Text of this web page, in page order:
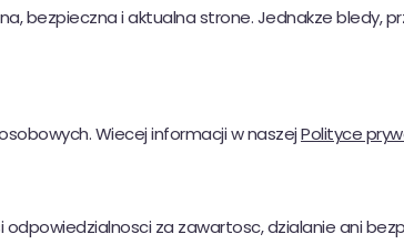
bezpieczna i aktualna strone. Jednakze bledy,
Wiecej informacji w naszejPolityce
odpowiedzialnosci za zawartosc, dzialanie ani